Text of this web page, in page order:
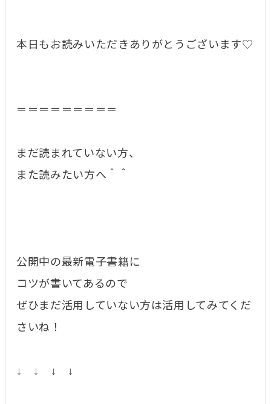
本日もお読みいただきありがとうございます♡
＝＝＝＝＝＝＝＝＝
まだ読まれていない方、
また読みたい方へ＾＾
公開中の最新電子書籍に
コツが書いてあるので
ぜひまだ活用していない方は活用してみてくだ
さいね！
↓ ↓ ↓ ↓